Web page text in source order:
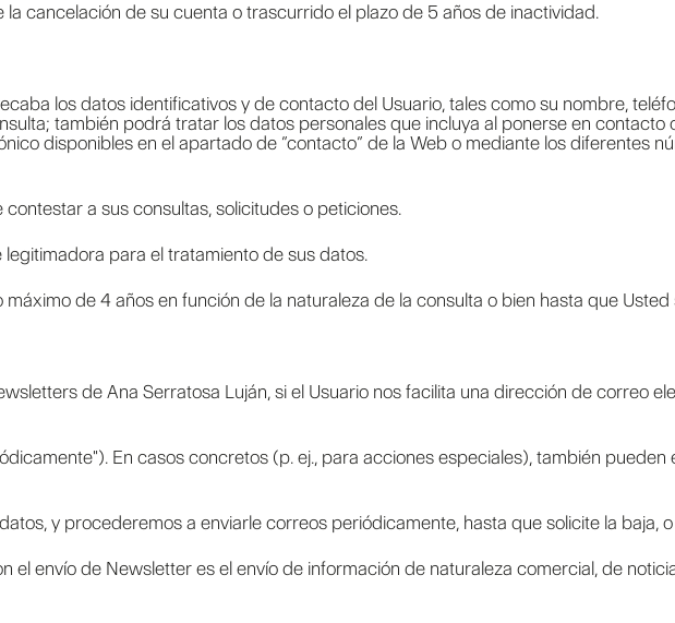
cancelación de su cuenta o trascurrido el plazo de 5 años de inactividad.
los datos identificativos y de contacto del Usuario, tales como su nombre,
también podrá tratar los datos personales que incluya al ponerse en contacto
disponibles en el apartado de “contacto” de la Web o mediante los diferentes
a sus consultas, solicitudes o peticiones.
para el tratamiento de sus datos.
de 4 años en función de la naturaleza de la consulta o bien hasta que Usted
de Ana Serratosa Luján, si el Usuario nos facilita una dirección de correo
En casos concretos (p. ej., para acciones especiales), también
y procederemos a enviarle correos periódicamente, hasta que solicite la baja,
el envío de Newsletter es el envío de información de naturaleza comercial, de